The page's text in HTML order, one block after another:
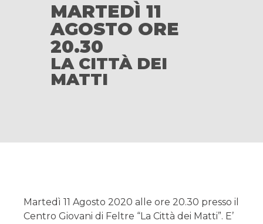
MARTEDÌ 11
AGOSTO ORE
20.30
LA CITTÀ DEI
MATTI
Martedì 11 Agosto 2020 alle ore 20.30 presso il
Centro Giovani di Feltre “La Città dei Matti”. E’